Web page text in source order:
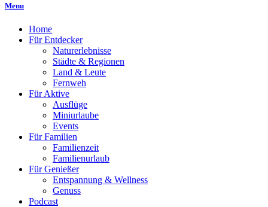
Menu
Home
Für Entdecker
Naturerlebnisse
Städte & Regionen
Land & Leute
Fernweh
Für Aktive
Ausflüge
Miniurlaube
Events
Für Familien
Familienzeit
Familienurlaub
Für Genießer
Entspannung & Wellness
Genuss
Podcast